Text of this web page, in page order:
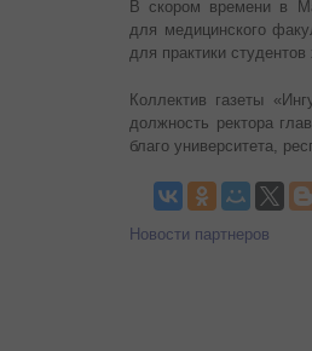
В скором времени в
для медицинского
для практики
Коллектив газеты
должность ректора
благо университета,
Новости партнеров